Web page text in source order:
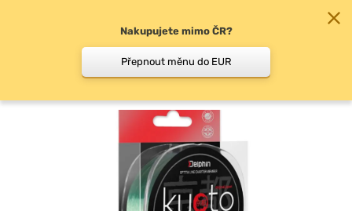
Nakupujete mimo ČR?
Přepnout měnu do EUR